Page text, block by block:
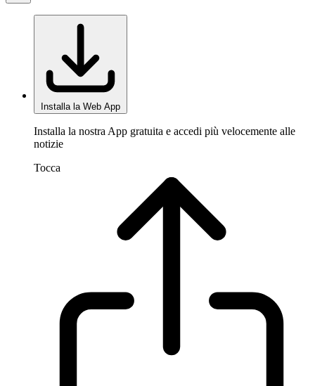
Installa la Web App
Installa la nostra App gratuita e accedi più velocemente alle
notizie
Tocca